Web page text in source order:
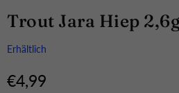
Trout Jara Hiep
Erhältlich
Normaler
€4,99